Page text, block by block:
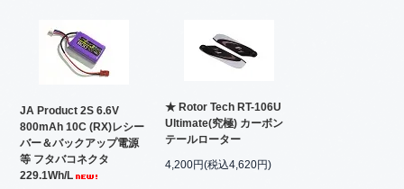
JA Product 2S 6.6V
800mAh 10C (RX)レシー
バー＆バックアップ電源
等 フタバコネクタ
229.1Wh/L
★ Rotor Tech RT-106U
Ultimate(究極) カーボン
テールローター
4,200円(税込4,620円)